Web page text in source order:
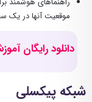
موقعیت آنها در یک
دانلود رایگان
شبکه پیکسلی